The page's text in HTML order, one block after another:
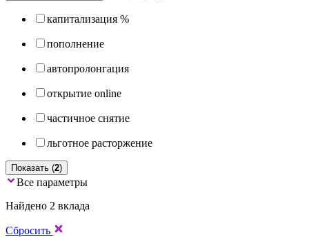
капитализация %
пополнение
автопролонгация
открытие online
частичное снятие
льготное расторжение
Показать (2)
Все параметры
Найдено 2 вклада
Сбросить